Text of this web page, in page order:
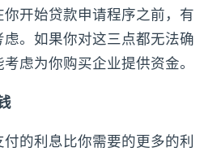
开始贷款申请程序之前，有
。如果你对这三点都无法确
虑为你购买企业提供资金。
的利息比你需要的更多的利